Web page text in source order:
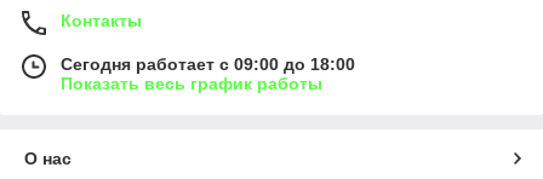
Контакты
Сегодня работает с 09:00 до 18:00
Показать весь график работы
О нас